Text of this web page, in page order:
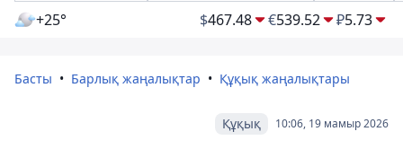
+25° $467.48 €539.52 ₽5.73
Басты Барлық жаңалықтар Құқық жаңалықтары
10:06, 19 мамыр 2026
Құқық